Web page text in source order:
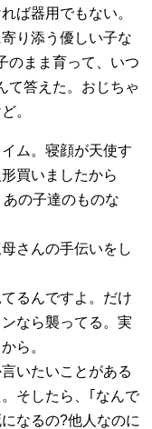
ば器用でもない。
り添う優しい子な
のまま育って、いつ
て答えた。おじちゃ
。
ム。寝顔が天使す
買いましたから
の子達のものな
さんの手伝いをし
るんですよ。だけ
なら襲ってる。実
ら。
いたいことがある
そしたら、｢なんで
なるの?他人なのに